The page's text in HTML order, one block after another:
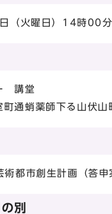
（火曜日）14時00
講堂
町通蛸薬師下る山
都市創生計画（答申
別